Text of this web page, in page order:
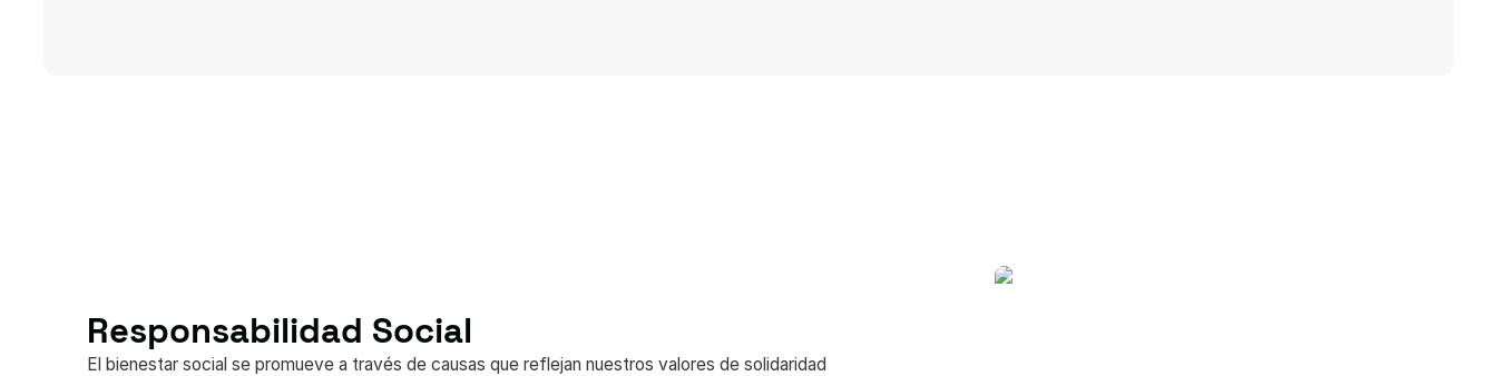
Responsabilidad Social
El bienestar social se promueve a través de causas que reflejan nuestros valores de solidaridad